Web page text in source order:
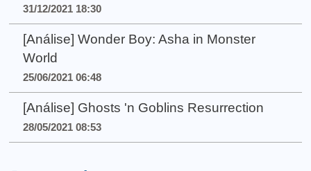
31/12/2021 18:30
[Análise] Wonder Boy: Asha in Monster
World
25/06/2021 06:48
[Análise] Ghosts 'n Goblins Resurrection
28/05/2021 08:53